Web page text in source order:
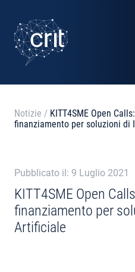
SERVIZI
CASI STUDIO
NOTIZIE
CHI SIAMO
Notizie / KITT4SME Open
finanziamento per soluzioni di
Pubblicato il: 9 Luglio 2021
KITT4SME Open
finanziamento per
Artificiale